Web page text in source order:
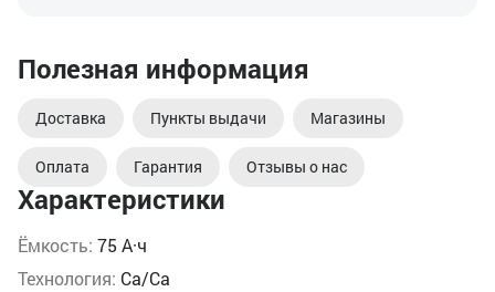
Характеристики
Ёмкость: 75 А·ч
Технология: Ca/Ca
Полезная информация
Доставка Пункты выдачи Магазины
Оплата Гарантия Отзывы о нас